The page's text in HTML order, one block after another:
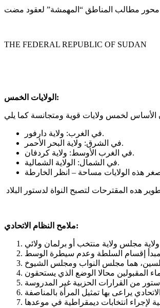
محور مطالب المناطق “المهمشة” لعقود مضت
THE FEDERAL REPUBLIC OF SUDAN
الولايات الخمس:
في الغرب: ولاية دارفور.
في الشرق: ولاية البحر الأحمر.
في الغرب الأوسط: ولاية كردفان.
في الشمال: الولاية الشمالية.
ملامح النظام الاتحادي: